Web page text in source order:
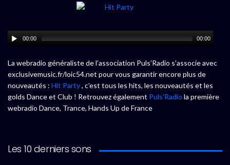
00:00 00:00
La webradio généraliste de l’association Puls’Radio s’associe avec
exclusivemusic.fr/loic54.net pour vous garantir encore plus de
nouveautés : Hit Party, c’est tous les hits, les nouveautés et les
golds Dance et Club ! Retrouvez également Puls’Radio la première
webradio Dance, Trance, Hands Up de France
Les 10 derniers sons